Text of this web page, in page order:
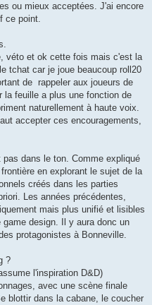
ou mieux acceptées. J'ai encore
ce point.
véto et ok cette fois mais c'est la
tchat car je joue beaucoup roll20
de rappeler aux joueurs de
la feuille a plus une fonction de
naturellement à haute voix.
accepter ces encouragements,
dans le ton. Comme expliqué
en explorant le sujet de la
créés dans les parties
Les années précédentes,
mais plus unifié et lisibles
design. Il y aura donc un
protagonistes à Bonneville.
?
l'inspiration D&D)
avec une scène finale
blottir dans la cabane, le coucher